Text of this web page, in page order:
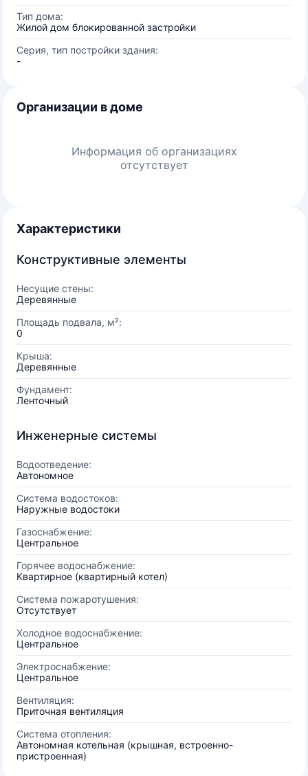
Тип дома:
Жилой дом блокированной застройки
Серия, тип постройки здания:
-
Организации в доме
Информация об организациях
отсутствует
Характеристики
Конструктивные элементы
Несущие стены:
Деревянные
Площадь подвала, м²:
0
Крыша:
Деревянные
Фундамент:
Ленточный
Инженерные системы
Водоотведение:
Автономное
Система водостоков:
Наружные водостоки
Газоснабжение:
Центральное
Горячее водоснабжение:
Квартирное (квартирный котел)
Система пожаротушения:
Отсутствует
Холодное водоснабжение:
Центральное
Электроснабжение:
Центральное
Вентиляция:
Приточная вентиляция
Система отопления:
Автономная котельная (крышная, встроенно-
пристроенная)